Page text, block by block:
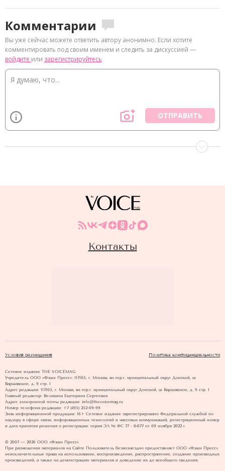
Комментарии
Вы уже сейчас можете ответить автору анонимно. Если хотите
комментировать под своим именем и следить за дискуссией —
войдите или зарегистрируйтесь
ОТПРАВИТЬ
Контакты
Условия размещения Политика конфиденциальности
Сетевое издание THE VOICEMAG
Учредитель ООО «Фэшн Пресс»: 117105, г. Москва, вн.тер.г. муниципальный округ Донской, ш
Варшавское, д. 9 стр. 1
Адрес редакции: 117105, г. Москва, вн.тер.г. муниципальный округ Донской, ш Варшавское, д. 9 стр. 1
Главный редактор: Великина Екатерина Сергеевна
Адрес электронной почты редакции: info@thevoicemag.ru
Номер телефона редакции: +7 (495) 252-09-99
Знак информационной продукции: 16+ Cетевое издание зарегистрировано Федеральной службой по
надзору в сфере связи, информационных технологий и массовых коммуникаций, регистрационный номер
и дата принятия решения о регистрации: серия ЭЛ № ФС 77 - 84177 от 09 ноября 2022 г.
© 2007 — 2026 ООО «Фэшн Пресс»
При размещении материалов на Сайте Пользователь безвозмездно предоставляет ООО «Фэшн Пресс»
неисключительные права на использование, воспроизведение, распространение, создание производных
произведений, а также на демонстрацию материалов и доведение их до всеобщего сведения.